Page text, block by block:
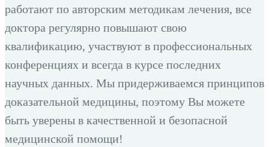
работают по авторским методикам лечения, все
доктора регулярно повышают свою
квалификацию, участвуют в профессиональных
конференциях и всегда в курсе последних
научных данных. Мы придерживаемся принципов
доказательной медицины, поэтому Вы можете
быть уверены в качественной и безопасной
медицинской помощи!